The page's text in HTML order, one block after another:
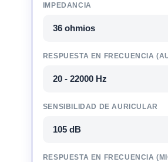
IMPEDANCIA
36 ohmios
RESPUESTA EN FRECUENCIA
20 - 22000 Hz
SENSIBILIDAD DE AURICULAR
105 dB
RESPUESTA EN FRECUENCIA